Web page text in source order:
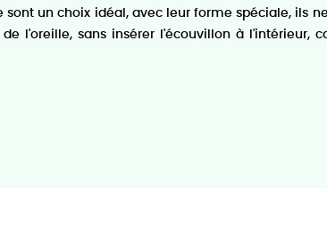
un choix idéal, avec leur forme spéciale, ils
l'oreille, sans insérer l'écouvillon à l'intérieur,